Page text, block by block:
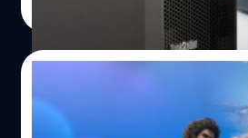
แนะนำเกมออกใหม่ประจ